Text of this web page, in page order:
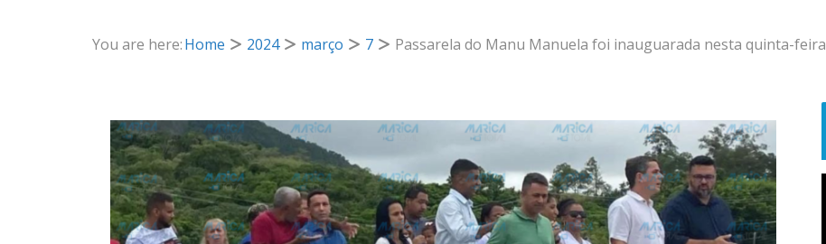
You are here:Home 2024 março 7 Passarela do Manu Manuela foi inauguarada nesta quinta-feira